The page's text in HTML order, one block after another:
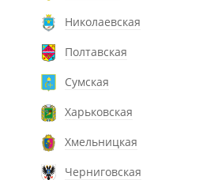
Николаевская
Полтавская
Сумская
Харьковская
Хмельницкая
Черниговская